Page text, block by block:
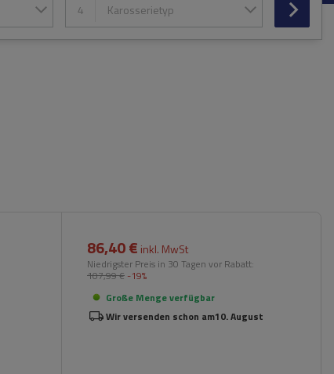
4 Karosserietyp
86,40 € inkl. MwSt
Niedrigster Preis in 30 Tagen vor Rabatt:
107,99 € -19%
Große Menge verfügbar
Wir versenden schon am10. August